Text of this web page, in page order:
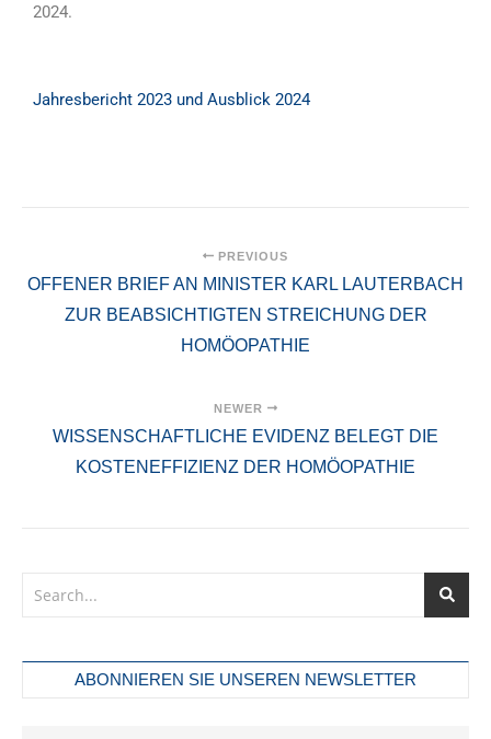
2024.
Jahresbericht 2023 und Ausblick 2024
PREVIOUS
OFFENER BRIEF AN MINISTER KARL LAUTERBACH
ZUR BEABSICHTIGTEN STREICHUNG DER
HOMÖOPATHIE
NEWER
WISSENSCHAFTLICHE EVIDENZ BELEGT DIE
KOSTENEFFIZIENZ DER HOMÖOPATHIE
ABONNIEREN SIE UNSEREN NEWSLETTER